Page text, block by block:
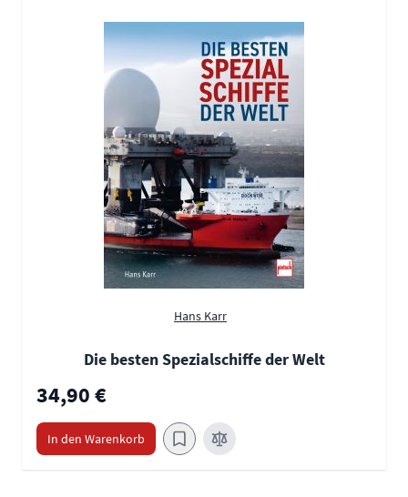
Hans Karr
Die besten Spezialschiffe der Welt
34,90 €
In den Warenkorb